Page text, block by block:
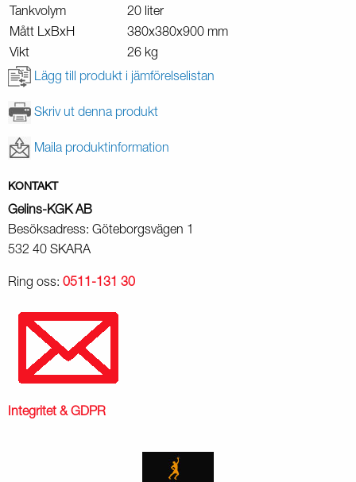
Tankvolym
20 liter
Mått LxBxH
380x380x900 mm
Vikt
26 kg
Lägg till produkt i jämförelselistan
Skriv ut denna produkt
Maila produktinformation
KONTAKT
Gelins-KGK AB
Besöksadress: Göteborgsvägen 1
532 40 SKARA
Ring oss: 0511-131 30
Integritet & GDPR